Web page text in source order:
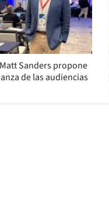
Matt Sanders propone
de las audiencias